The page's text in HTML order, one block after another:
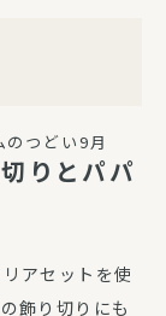
つどい9月
りとパパ
アセットを使
飾り切りにも